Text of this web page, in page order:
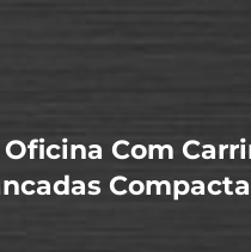
Com